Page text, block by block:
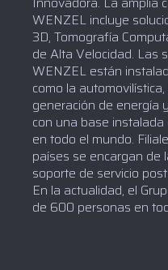
WENZEL incluye
3D, Tomografía
de Alta Velocidad. Las
WENZEL están
como la
generación de energía
con una base
en todo el mundo.
países se encargan de
soporte de servicio
En la actualidad, el
de 600 personas en